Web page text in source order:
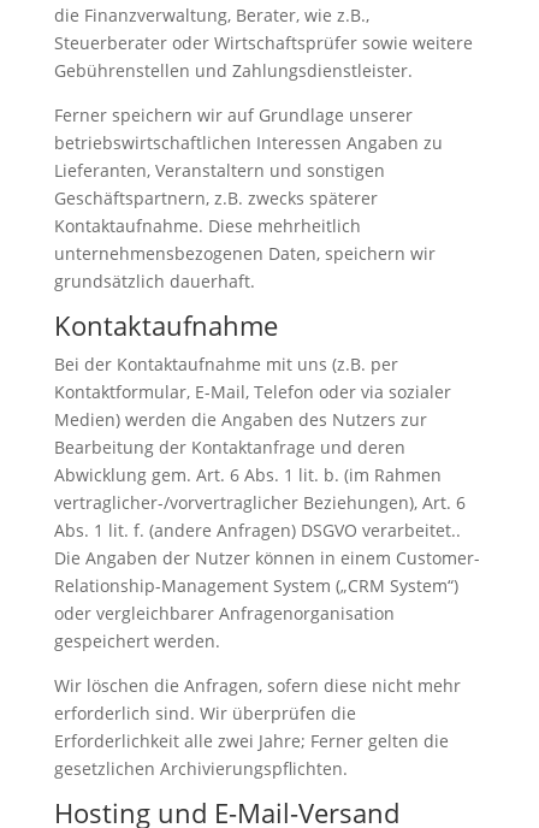
die Finanzverwaltung, Berater, wie z.B.,
Steuerberater oder Wirtschaftsprüfer sowie weitere
Gebührenstellen und Zahlungsdienstleister.
Ferner speichern wir auf Grundlage unserer
betriebswirtschaftlichen Interessen Angaben zu
Lieferanten, Veranstaltern und sonstigen
Geschäftspartnern, z.B. zwecks späterer
Kontaktaufnahme. Diese mehrheitlich
unternehmensbezogenen Daten, speichern wir
grundsätzlich dauerhaft.
Kontaktaufnahme
Bei der Kontaktaufnahme mit uns (z.B. per
Kontaktformular, E-Mail, Telefon oder via sozialer
Medien) werden die Angaben des Nutzers zur
Bearbeitung der Kontaktanfrage und deren
Abwicklung gem. Art. 6 Abs. 1 lit. b. (im Rahmen
vertraglicher-/vorvertraglicher Beziehungen), Art. 6
Abs. 1 lit. f. (andere Anfragen) DSGVO verarbeitet..
Die Angaben der Nutzer können in einem Customer-
Relationship-Management System („CRM System“)
oder vergleichbarer Anfragenorganisation
gespeichert werden.
Wir löschen die Anfragen, sofern diese nicht mehr
erforderlich sind. Wir überprüfen die
Erforderlichkeit alle zwei Jahre; Ferner gelten die
gesetzlichen Archivierungspflichten.
Hosting und E-Mail-Versand